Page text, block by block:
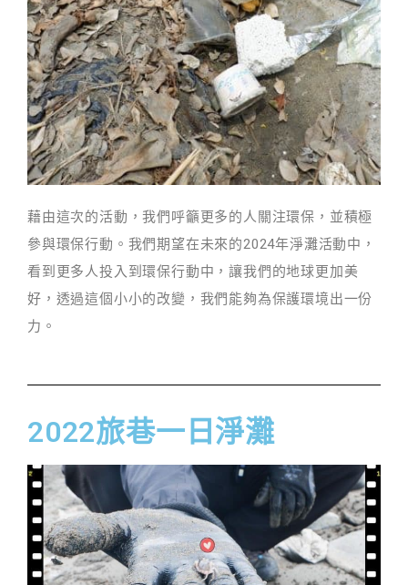
藉由這次的活動，我們呼籲更多的人關注環保，並積極
參與環保行動。我們期望在未來的2024年淨灘活動中，
看到更多人投入到環保行動中，讓我們的地球更加美
好，透過這個小小的改變，我們能夠為保護環境出一份
力。
2022旅巷一日淨灘